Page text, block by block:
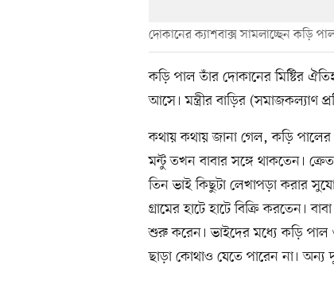
দোকানের ক্যাশবাক্স সামলাচ্ছেন কড়ি
কড়ি পাল তাঁর দোকানের মিষ্টির
আসে। মন্ত্রীর বাড়ির (সমাজকল্যাণ
কথায় কথায় জানা গেল, কড়ি পালের
মন্টু তখন বাবার সঙ্গে থাকতেন।
তিন ভাই কিছুটা লেখাপড়া করার
গ্রামের হাটে হাটে বিক্রি করতেন।
শুরু করেন। ভাইদের মধ্যে কড়ি পাল
ছাড়া কোথাও যেতে পারেন না। অন্য